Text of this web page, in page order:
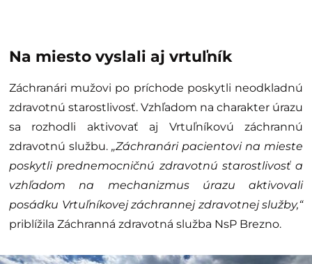
Na miesto vyslali aj vrtuľník
Záchranári mužovi po príchode poskytli neodkladnú
zdravotnú starostlivosť. Vzhľadom na charakter úrazu
sa rozhodli aktivovať aj Vrtuľníkovú záchrannú
zdravotnú službu. „Záchranári pacientovi na mieste
poskytli prednemocničnú zdravotnú starostlivosť a
vzhľadom na mechanizmus úrazu aktivovali
posádku Vrtuľníkovej záchrannej zdravotnej služby,“
priblížila Záchranná zdravotná služba NsP Brezno.